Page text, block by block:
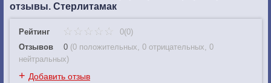
отзывы. Стерлитамак
Рейтинг
0(0)
Отзывов
0 (0 положительных, 0 отрицательных, 0
нейтральных)
+ Добавить отзыв